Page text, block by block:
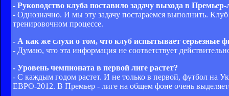
- Руководство клуба поставило задачу выхода в Премьер-
- Однозначно. И мы эту задачу постараемся выполнить.
тренировочном процессе.
- А как же слухи о том, что клуб испытывает серьезные
- Думаю, что эта информация не соответствует
- Уровень чемпионата в первой лиге растет?
- С каждым годом растет. И не только в первой, футбол на
ЕВРО-2012. В Премьер - лиге на общем фоне очень